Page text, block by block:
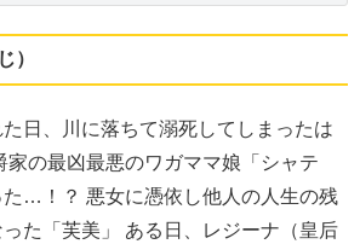
）
日、川に落ちて溺死してしまったは
の最凶最悪のワガママ娘「シャテ
た…！？ 悪女に憑依し他人の人生の残
た「芙美」 ある日、レジーナ（皇后